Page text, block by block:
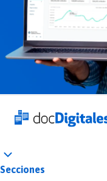
Secciones